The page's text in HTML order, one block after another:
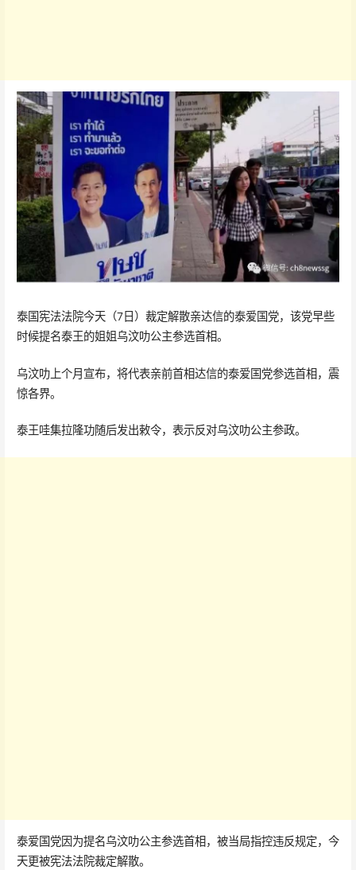
泰国宪法法院今天（7日）裁定解散亲达信的泰爱国党，该党早些
时候提名泰王的姐姐乌汶叻公主参选首相。
乌汶叻上个月宣布，将代表亲前首相达信的泰爱国党参选首相，震
惊各界。
泰王哇集拉隆功随后发出敕令，表示反对乌汶叻公主参政。
泰爱国党因为提名乌汶叻公主参选首相，被当局指控违反规定，今
天更被宪法法院裁定解散。